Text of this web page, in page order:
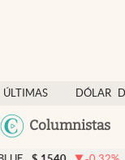
ÚLTIMAS
NOTICIAS
DÓLAR
Columnistas
Dólar
Members
Economía y Política